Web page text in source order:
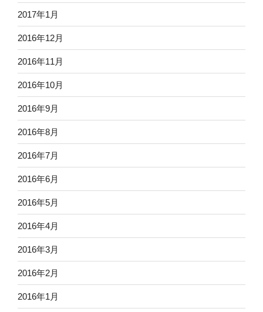
2017年1月
2016年12月
2016年11月
2016年10月
2016年9月
2016年8月
2016年7月
2016年6月
2016年5月
2016年4月
2016年3月
2016年2月
2016年1月